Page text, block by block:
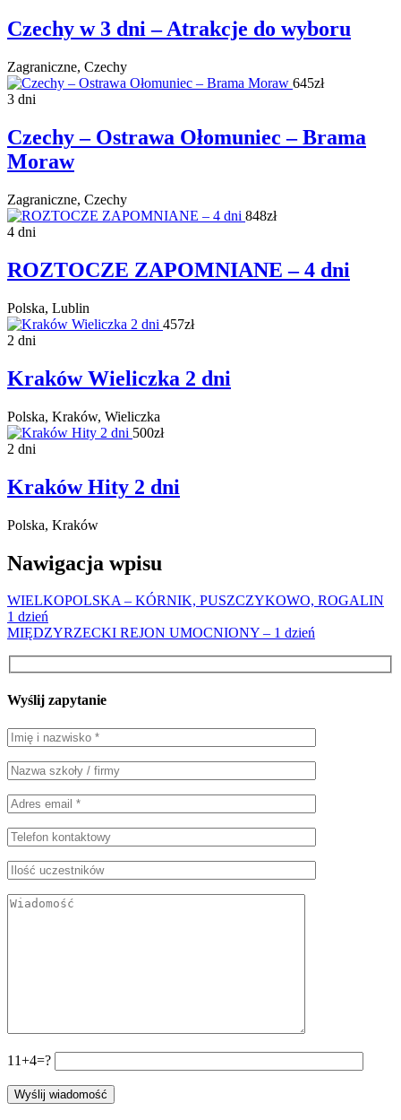
Czechy w 3 dni – Atrakcje do wyboru
Zagraniczne, Czechy
645zł
3 dni
Czechy – Ostrawa Ołomuniec – Brama
Moraw
Zagraniczne, Czechy
848zł
4 dni
ROZTOCZE ZAPOMNIANE – 4 dni
Polska, Lublin
457zł
2 dni
Kraków Wieliczka 2 dni
Polska, Kraków, Wieliczka
500zł
2 dni
Kraków Hity 2 dni
Polska, Kraków
Nawigacja wpisu
WIELKOPOLSKA – KÓRNIK, PUSZCZYKOWO, ROGALIN
1 dzień
MIĘDZYRZECKI REJON UMOCNIONY – 1 dzień
Wyślij zapytanie
11+4=?